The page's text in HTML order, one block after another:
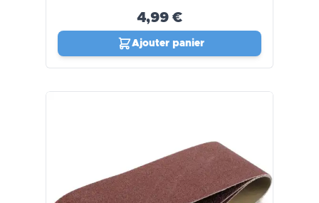
4,99 €
Ajouter panier